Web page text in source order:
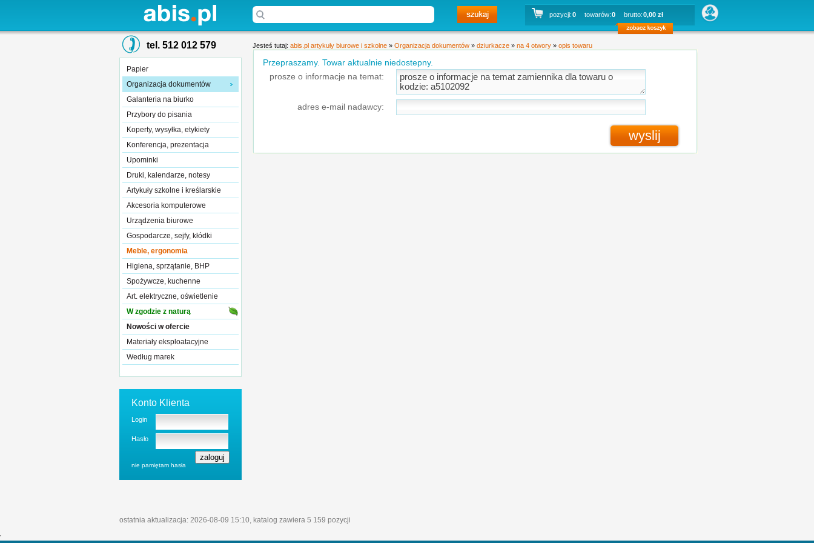
pozycji:0 towarów:0 brutto:0,00 zł
tel. 512 012 579
Papier
Organizacja dokumentów
Galanteria na biurko
Przybory do pisania
Koperty, wysyłka, etykiety
Konferencja, prezentacja
Upominki
Druki, kalendarze, notesy
Artykuły szkolne i kreślarskie
Akcesoria komputerowe
Urządzenia biurowe
Gospodarcze, sejfy, kłódki
Meble, ergonomia
Higiena, sprzątanie, BHP
Spożywcze, kuchenne
Art. elektryczne, oświetlenie
W zgodzie z naturą
Nowości w ofercie
Materiały eksploatacyjne
Według marek
Konto Klienta
Login
Hasło
nie pamiętam hasła
Jesteś tutaj: abis.pl artykuły biurowe i szkolne » Organizacja dokumentów » dziurkacze » na 4 otwory » opis towaru
Przepraszamy. Towar aktualnie niedostepny.
prosze o informacje na temat:
adres e-mail nadawcy:
ostatnia aktualizacja: 2026-08-09 15:10, katalog zawiera 5 159 pozycji
'